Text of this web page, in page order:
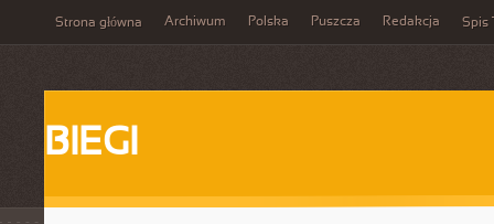
Strona główna Archiwum Polska Puszcza Redakcja Spis
BIEGI